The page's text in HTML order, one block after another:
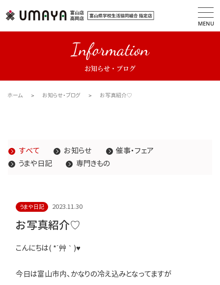
MENU
Information
お知らせ・ブログ
ホーム お知らせ・ブログ お写真紹介♡
すべて お知らせ
催事・フェア
うまや日記
専門きもの
うまや日記 2023.11.30
お写真紹介♡
こんにちは( *´艸｀)♥
今日は富山市内、かなりの冷え込みとなってますが